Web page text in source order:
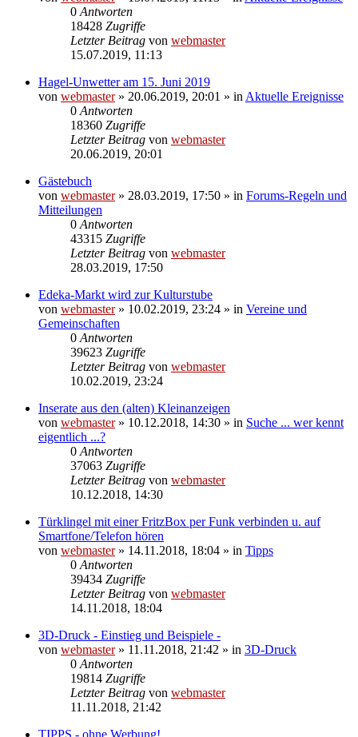
0 Antworten
18428 Zugriffe
Letzter Beitrag von webmaster
15.07.2019, 11:13
Hagel-Unwetter am 15. Juni 2019
von webmaster» 20.06.2019, 20:01 » in Aktuelle Ereignisse
0 Antworten
18360 Zugriffe
Letzter Beitrag von webmaster
20.06.2019, 20:01
Gästebuch
von webmaster» 28.03.2019, 17:50 » in Forums-Regeln und
Mitteilungen
0 Antworten
43315 Zugriffe
Letzter Beitrag von webmaster
28.03.2019, 17:50
Edeka-Markt wird zur Kulturstube
von webmaster» 10.02.2019, 23:24 » in Vereine und
Gemeinschaften
0 Antworten
39623 Zugriffe
Letzter Beitrag von webmaster
10.02.2019, 23:24
Inserate aus den (alten) Kleinanzeigen
von webmaster» 10.12.2018, 14:30 » in Suche ... wer kennt
eigentlich ...?
0 Antworten
37063 Zugriffe
Letzter Beitrag von webmaster
10.12.2018, 14:30
Türklingel mit einer FritzBox per Funk verbinden u. auf
Smartfone/Telefon hören
von webmaster» 14.11.2018, 18:04 » in Tipps
0 Antworten
39434 Zugriffe
Letzter Beitrag von webmaster
14.11.2018, 18:04
3D-Druck - Einstieg und Beispiele -
von webmaster» 11.11.2018, 21:42 » in 3D-Druck
0 Antworten
19814 Zugriffe
Letzter Beitrag von webmaster
11.11.2018, 21:42
TIPPS - ohne Werbung!